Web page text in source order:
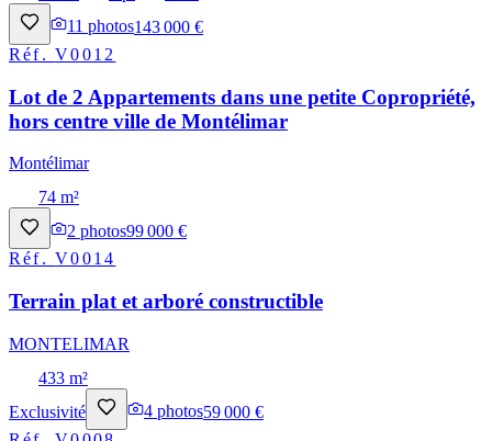
11 photos143 000 €
Réf.V0012
Lot de 2 Appartements dans une petite Copropriété,
hors centre ville de Montélimar
Montélimar
74 m²
2 photos99 000 €
Réf.V0014
Terrain plat et arboré constructible
MONTELIMAR
433 m²
Exclusivité
4 photos59 000 €